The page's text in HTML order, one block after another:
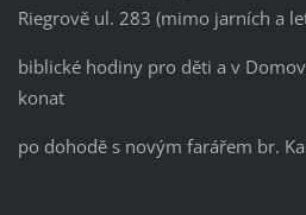
Riegrově ul. 283 (mimo jarních a
biblické hodiny pro děti a v
konat
po dohodě s novým farářem br.